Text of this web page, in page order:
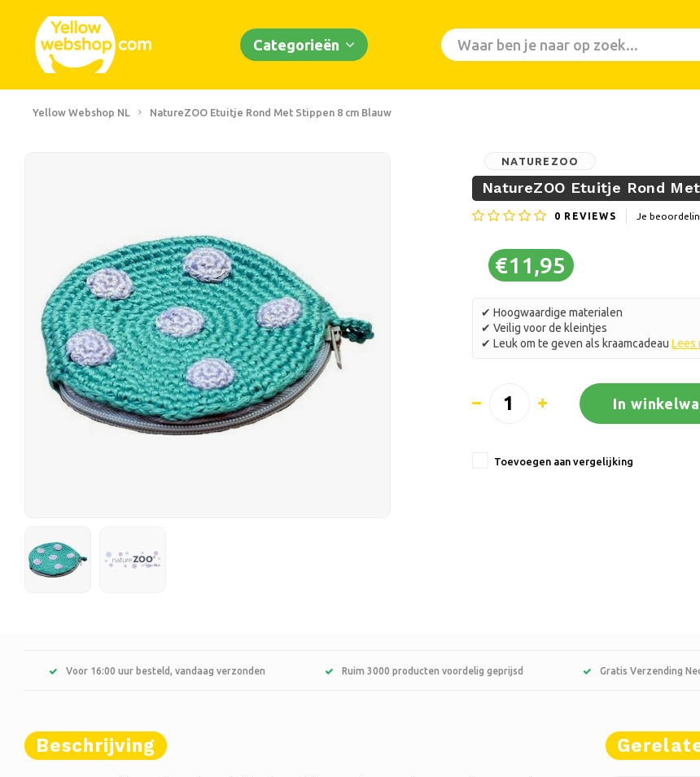
Categorieën
Yellow Webshop NL NatureZOO Etuitje Rond Met Stippen 8 cm Blauw
NATUREZOO
NatureZOO Etuitje Rond
0 REVIEWS Je
€11,95
✔ Hoogwaardige materialen
✔ Veilig voor de kleintjes
✔ Leuk om te geven als kraamcadeau Lees
In
Toevoegen aan vergelijking
Voor 16:00 uur besteld, vandaag verzonden Ruim 3000 producten voordelig geprijsd Gratis Verzending
Beschrijving